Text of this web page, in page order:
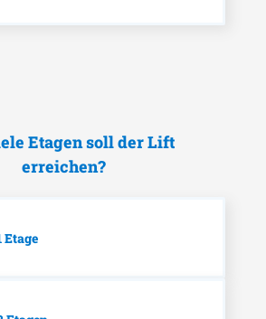
Etagen soll der Lift
erreichen?
Etage